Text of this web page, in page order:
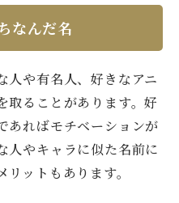
なんだ名
人や有名人、好きなアニ
取ることがあります。好
あればモチベーションが
人やキャラに似た名前に
ットもあります。